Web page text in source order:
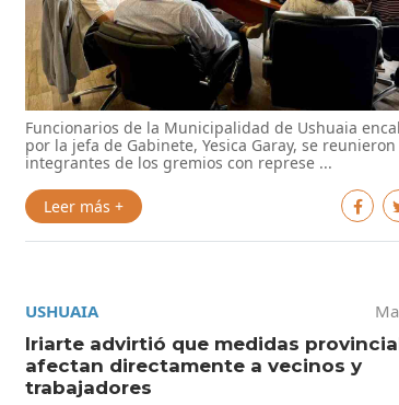
Funcionarios de la Municipalidad de Ushuaia
por la jefa de Gabinete, Yesica Garay, se reunieron
integrantes de los gremios con represe ...
Leer más +
USHUAIA
Iriarte advirtió que medidas
afectan directamente a vecinos y
trabajadores